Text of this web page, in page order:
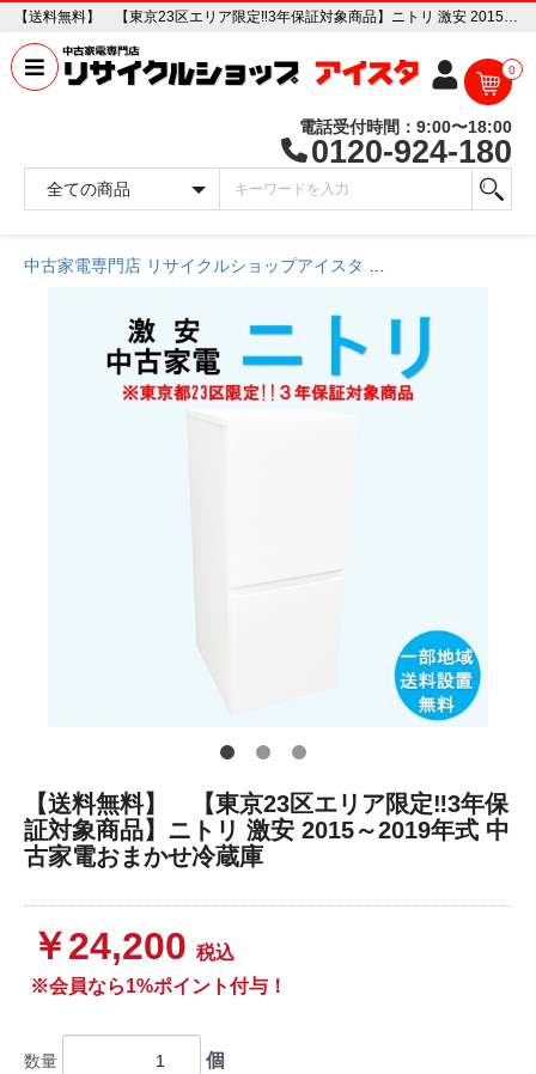
【送料無料】 【東京23区エリア限定‼3年保証対象商品】ニトリ 激安 2015～2019年式 中古家電おまかせ冷蔵庫 中古家電販売専門店 リサイクルショップ アイスタ
0
電話受付時間：9:00〜18:00
0120-924-180
中古家電専門店 リサイクルショップアイスタ
【送料無料】 【東京23区エリア限定‼3年保
証対象商品】ニトリ 激安 2015～2019年式 中
古家電おまかせ冷蔵庫
￥24,200 税込
※会員なら1%ポイント付与！
数量 個